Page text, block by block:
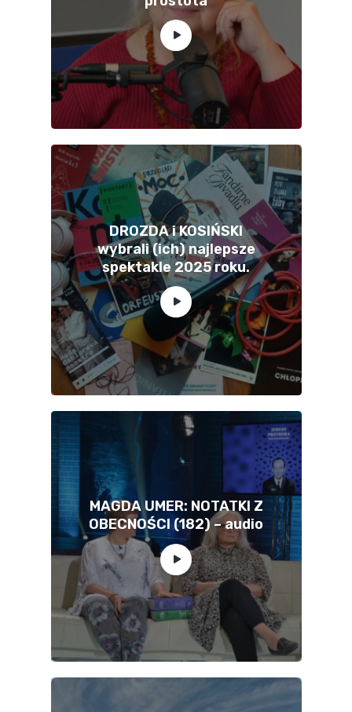
DROZDA i KOSIŃSKI
wybrali (ich) najlepsze
spektakle 2025 roku.
MAGDA UMER: NOTATKI Z
OBECNOŚCI (182) – audio